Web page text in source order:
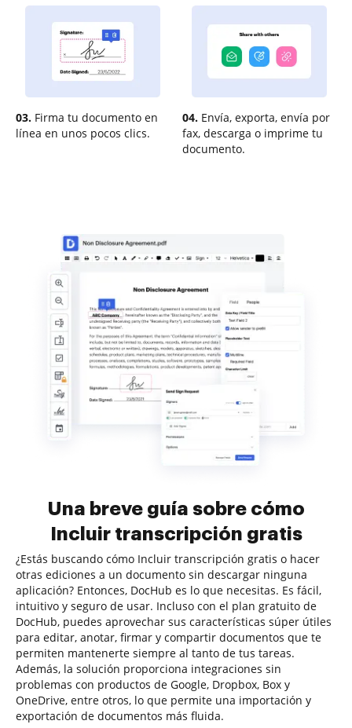
03. Firma tu documento en
línea en unos pocos clics.
04. Envía, exporta, envía por
fax, descarga o imprime tu
documento.
Una breve guía sobre cómo
Incluir transcripción gratis
¿Estás buscando cómo Incluir transcripción gratis o hacer
otras ediciones a un documento sin descargar ninguna
aplicación? Entonces, DocHub es lo que necesitas. Es fácil,
intuitivo y seguro de usar. Incluso con el plan gratuito de
DocHub, puedes aprovechar sus características súper útiles
para editar, anotar, firmar y compartir documentos que te
permiten mantenerte siempre al tanto de tus tareas.
Además, la solución proporciona integraciones sin
problemas con productos de Google, Dropbox, Box y
OneDrive, entre otros, lo que permite una importación y
exportación de documentos más fluida.